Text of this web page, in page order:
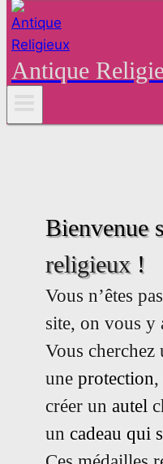
Antique
Bienvenue
religieux !
Vous n’êtes
site, on vous y
Vous cherchez
une protection,
créer un autel
un cadeau qui